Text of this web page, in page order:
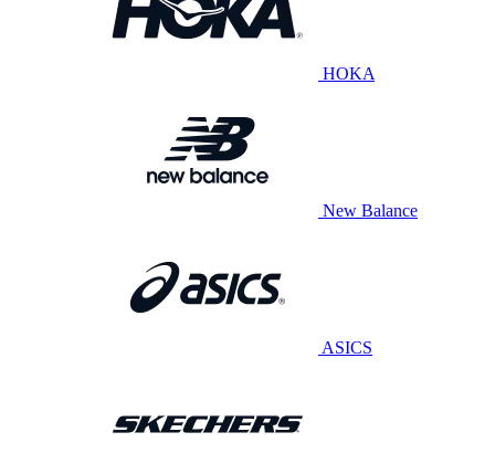
HOKA
New Balance
ASICS